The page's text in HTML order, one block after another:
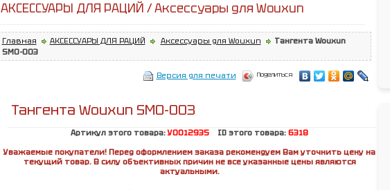
АКСЕССУАРЫ ДЛЯ РАЦИЙ / Аксессуары для Wouxun
Главная АКСЕССУАРЫ ДЛЯ РАЦИЙ Аксессуары для Wouxun
Тангента Wouxun
SMO-003
Версия для печати Поделиться
Тангента Wouxun SMO-003
Артикул этого товара:У0012935 ID этого товара: 6318
Уважаемые покупатели! Перед оформлением заказа рекомендуем Вам уточнить цену на
текущий товар. В силу объективных причин не все указанные цены являются
актуальными.